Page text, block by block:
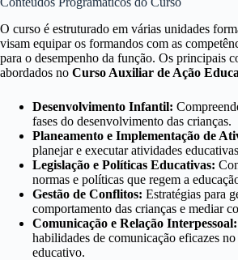
O curso é estruturado em várias unidades
visam equipar os formandos com as
para o desempenho da função. Os principais
abordados no Curso Auxiliar de Ação
Desenvolvimento Infantil:
fases do desenvolvimento das crianças.
Planeamento e Implementação de
planejar e executar atividades
Legislação e Políticas Educativas:
normas e políticas que regem a
Gestão de Conflitos: Estratégias para
comportamento das crianças e mediar
Comunicação e Relação Interpessoal:
habilidades de comunicação eficazes
educativo.